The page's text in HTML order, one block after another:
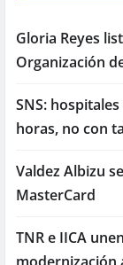
Gloria Reyes
Organización
SNS:
horas, no con
Valdez Albizu
MasterCard
TNR e IICA